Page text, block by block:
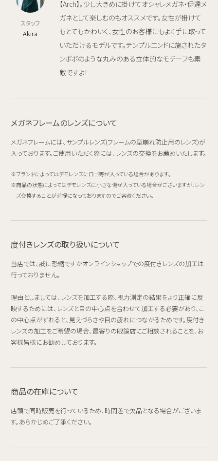
スタッフ
Akira
【Arch】。少し大きめに掛けてオシャレメガネ・伊達メ
ガネとして楽しむのもオススメです。女性が掛けて
もとてもかわいく、女性のお客様にもよく手に取って
いただけるモデルです。テンプルエンドに施されたタ
ンポポのような丸みのある立体的なモチーフも素
敵ですよ！
メガネフレームのレンズについて
メガネフレームには、サンプルレンズ(フレームの型崩れ防止用のレンズ)が
入っております。ご使用いただく際には、レンズの交換をお薦めいたします。
ブランドによってはデモレンズにロゴ等が入っている場合があります。
商品の状態によってはデモレンズに小さな傷が入っている場合がございますが、レン
ズ交換することが前提になっておりますのでご容赦ください。
度付きレンズの取り扱いについて
当店では、誠に恐縮ですがオンラインショップでの度付きレンズの加工は
行っておりません。
理由としましては、レンズを加工する際、視力測定の結果をより正確に反
映するためには、レンズと目の中心点を合わせて加工する必要があり、こ
の中心点がずれると、見えづらさや目の疲れにつながるためです。度付き
レンズの加工をご希望の場合、最寄りの眼鏡店にご相談されることを、お
客様皆様にお勧めしております。
商品の在庫について
店頭で同時販売を行っているため、時間差で欠品となる場合がございま
す。あらかじめご了承ください。